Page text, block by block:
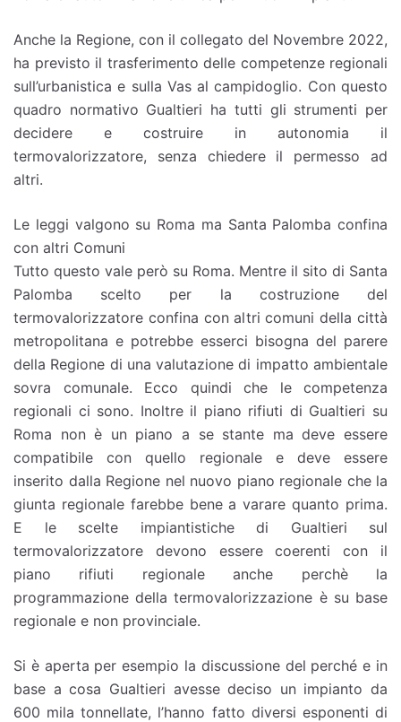
Anche la Regione, con il collegato del Novembre 2022,
ha previsto il trasferimento delle competenze regionali
sull’urbanistica e sulla Vas al campidoglio. Con questo
quadro normativo Gualtieri ha tutti gli strumenti per
decidere e costruire in autonomia il
termovalorizzatore, senza chiedere il permesso ad
altri.
Le leggi valgono su Roma ma Santa Palomba confina
con altri Comuni
Tutto questo vale però su Roma. Mentre il sito di Santa
Palomba scelto per la costruzione del
termovalorizzatore confina con altri comuni della città
metropolitana e potrebbe esserci bisogna del parere
della Regione di una valutazione di impatto ambientale
sovra comunale. Ecco quindi che le competenza
regionali ci sono. Inoltre il piano rifiuti di Gualtieri su
Roma non è un piano a se stante ma deve essere
compatibile con quello regionale e deve essere
inserito dalla Regione nel nuovo piano regionale che la
giunta regionale farebbe bene a varare quanto prima.
E le scelte impiantistiche di Gualtieri sul
termovalorizzatore devono essere coerenti con il
piano rifiuti regionale anche perchè la
programmazione della termovalorizzazione è su base
regionale e non provinciale.
Si è aperta per esempio la discussione del perché e in
base a cosa Gualtieri avesse deciso un impianto da
600 mila tonnellate, l’hanno fatto diversi esponenti di